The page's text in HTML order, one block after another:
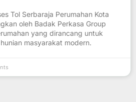
Tol Serbaraja Perumahan Kota
oleh Badak Perkasa Group
yang dirancang untuk
masyarakat modern.